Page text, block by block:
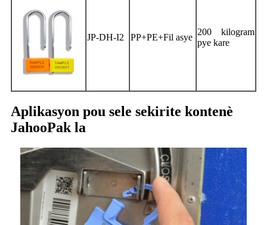
JP-DH-I2 PP+PE+Fil asye
200 kilogram
pye kare
Aplikasyon pou sele sekirite kontenè
JahooPak la